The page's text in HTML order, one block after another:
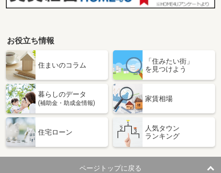
お役立ち情報
住まいのコラム
「住みたい街」
を見つけよう
暮らしのデータ
(補助金・助成金情報)
家賃相場
住宅ローン
人気タウン
ランキング
ページトップに戻る